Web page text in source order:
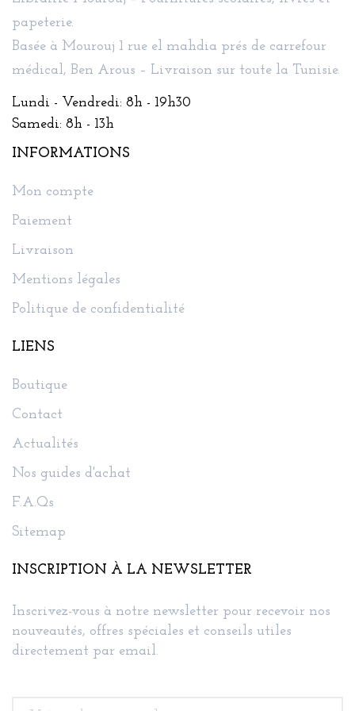
papeterie.
Basée à Mourouj 1 rue el mahdia prés de carrefour
médical, Ben Arous – Livraison sur toute la Tunisie.
Lundi - Vendredi: 8h - 19h30
Samedi: 8h - 13h
INFORMATIONS
Mon compte
Paiement
Livraison
Mentions légales
Politique de confidentialité
LIENS
Boutique
Contact
Actualités
Nos guides d'achat
F.A.Qs
Sitemap
INSCRIPTION À LA NEWSLETTER
Inscrivez-vous à notre newsletter pour recevoir nos
nouveautés, offres spéciales et conseils utiles
directement par email.